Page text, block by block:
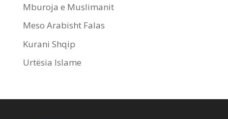
Mburoja e Muslimanit
Meso Arabisht Falas
Kurani Shqip
Urtësia Islame